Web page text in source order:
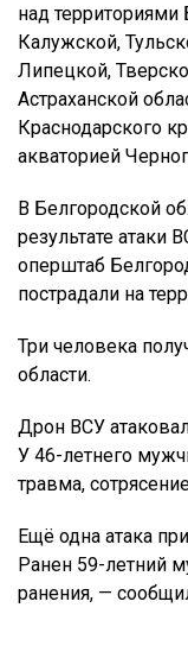
над территориями
Калужской,
Липецкой,
Астраханской
Краснодарского
акваторией
В Белгородской
результате атаки
оперштаб
пострадали на
Три человека
области.
Дрон ВСУ
У 46-летнего
травма,
Ещё одна атака
Ранен 59-летний
ранения, —